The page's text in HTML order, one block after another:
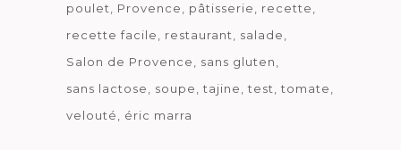
poulet
Provence pâtisserie
recette
recette facile
restaurant
salade
Salon de Provence
sans gluten
sans lactose
soupe tajine test
tomate
velouté
éric marra